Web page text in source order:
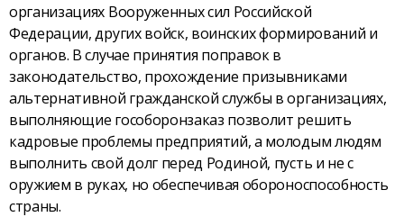
организациях Вооруженных сил Российской
Федерации, других войск, воинских формирований и
органов. В случае принятия поправок в
законодательство, прохождение призывниками
альтернативной гражданской службы в организациях,
выполняющие гособоронзаказ позволит решить
кадровые проблемы предприятий, а молодым людям
выполнить свой долг перед Родиной, пусть и не с
оружием в руках, но обеспечивая обороноспособность
страны.